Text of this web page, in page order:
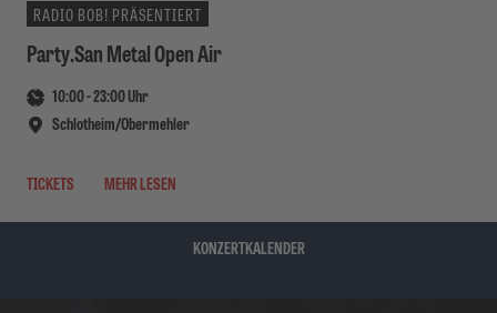
RADIO BOB! PRÄSENTIERT
Party.San Metal Open Air
10:00-23:00Uhr
Schlotheim/Obermehler
TICKETS MEHR LESEN
KONZERTKALENDER